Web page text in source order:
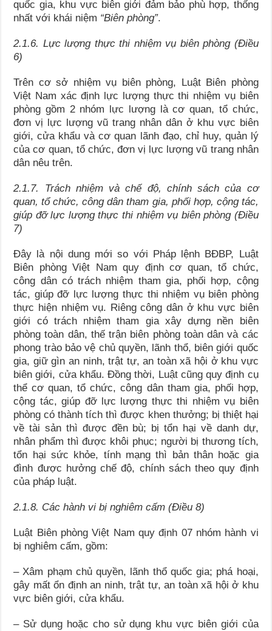
quốc gia, khu vực biên giới đảm bảo phù hợp, thống
nhất với khái niệm “Biên phòng”.
2.1.6. Lực lượng thực thi nhiệm vụ biên phòng (Điều
6)
Trên cơ sở nhiệm vụ biên phòng, Luật Biên phòng
Việt Nam xác định lực lượng thực thi nhiệm vụ biên
phòng gồm 2 nhóm lực lượng là cơ quan, tổ chức,
đơn vị lực lượng vũ trang nhân dân ở khu vực biên
giới, cửa khẩu và cơ quan lãnh đạo, chỉ huy, quản lý
của cơ quan, tổ chức, đơn vị lực lượng vũ trang nhân
dân nêu trên.
2.1.7. Trách nhiệm và chế độ, chính sách của cơ
quan, tổ chức, công dân tham gia, phối hợp, cộng tác,
giúp đỡ lực lượng thực thi nhiệm vụ biên phòng (Điều
7)
Đây là nội dung mới so với Pháp lệnh BĐBP, Luật
Biên phòng Việt Nam quy định cơ quan, tổ chức,
công dân có trách nhiệm tham gia, phối hợp, cộng
tác, giúp đỡ lực lượng thực thi nhiệm vụ biên phòng
thực hiện nhiệm vụ. Riêng công dân ở khu vực biên
giới có trách nhiệm tham gia xây dựng nền biên
phòng toàn dân, thế trận biên phòng toàn dân và các
phong trào bảo vệ chủ quyền, lãnh thổ, biên giới quốc
gia, giữ gìn an ninh, trật tự, an toàn xã hội ở khu vực
biên giới, cửa khẩu. Đồng thời, Luật cũng quy định cụ
thể cơ quan, tổ chức, công dân tham gia, phối hợp,
cộng tác, giúp đỡ lực lượng thực thi nhiệm vụ biên
phòng có thành tích thì được khen thưởng; bị thiệt hại
về tài sản thì được đền bù; bị tổn hại về danh dự,
nhân phẩm thì được khôi phục; người bị thương tích,
tổn hại sức khỏe, tính mạng thì bản thân hoặc gia
đình được hưởng chế độ, chính sách theo quy định
của pháp luật.
2.1.8. Các hành vi bị nghiêm cấm (Điều 8)
Luật Biên phòng Việt Nam quy định 07 nhóm hành vi
bị nghiêm cấm, gồm:
– Xâm phạm chủ quyền, lãnh thổ quốc gia; phá hoại,
gây mất ổn định an ninh, trật tự, an toàn xã hội ở khu
vực biên giới, cửa khẩu.
– Sử dụng hoặc cho sử dụng khu vực biên giới của